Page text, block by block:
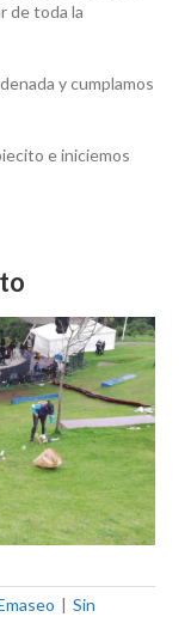
de toda la
y cumplamos
e iniciemos
| Sin